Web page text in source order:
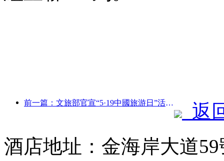
前一篇：文旅部官宣“5·19中國旅游日”活動 擬投入惠民補貼超10億元
返
酒店地址：金海岸大道59